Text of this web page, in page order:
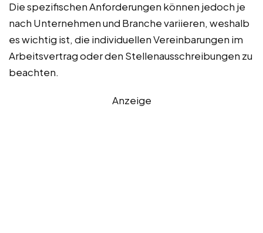
Die spezifischen Anforderungen können jedoch je
nach Unternehmen und Branche variieren, weshalb
es wichtig ist, die individuellen Vereinbarungen im
Arbeitsvertrag oder den Stellenausschreibungen zu
beachten.
Anzeige